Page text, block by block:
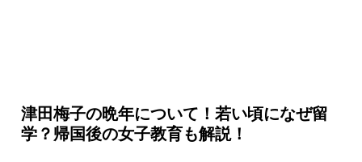
津田梅子の晩年について！若い頃になぜ留
学？帰国後の女子教育も解説！